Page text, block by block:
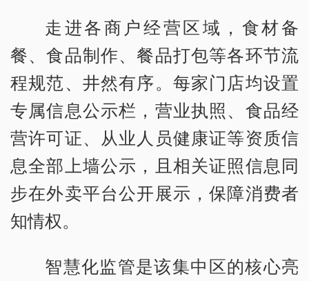
走进各商户经营区域，食材备
餐、食品制作、餐品打包等各环节流
程规范、井然有序。每家门店均设置
专属信息公示栏，营业执照、食品经
营许可证、从业人员健康证等资质信
息全部上墙公示，且相关证照信息同
步在外卖平台公开展示，保障消费者
知情权。
智慧化监管是该集中区的核心亮